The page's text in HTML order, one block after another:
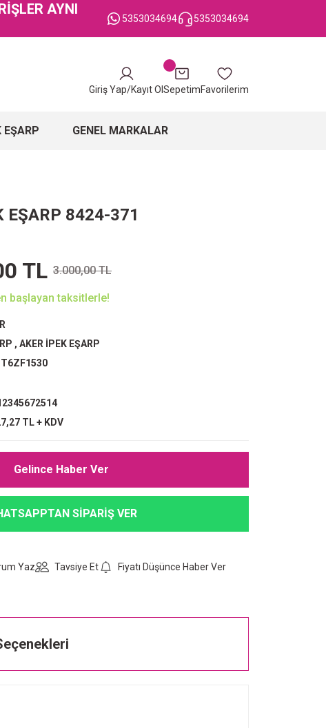
AYNI
5353034694 5353034694
Giriş Yap/Kayıt Ol SepetimFavorilerim
EŞARP GENEL MARKALAR
EŞARP 8424-371
TL 3.000,00 TL
başlayan taksitlerle!
, AKER İPEK EŞARP
TL + KDV
Gelince Haber Ver
SİPARİŞ VER
Yaz Tavsiye Et
Fiyatı Düşünce Haber Ver